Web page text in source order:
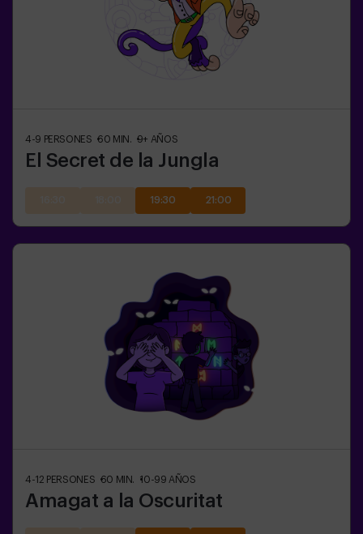
4-9 PERSONES 60 MIN. 9+ AÑOS
El Secret de la Jungla
19:30 21:00
4-12 PERSONES 60 MIN. 10-99 AÑOS
Amagat a la Oscuritat